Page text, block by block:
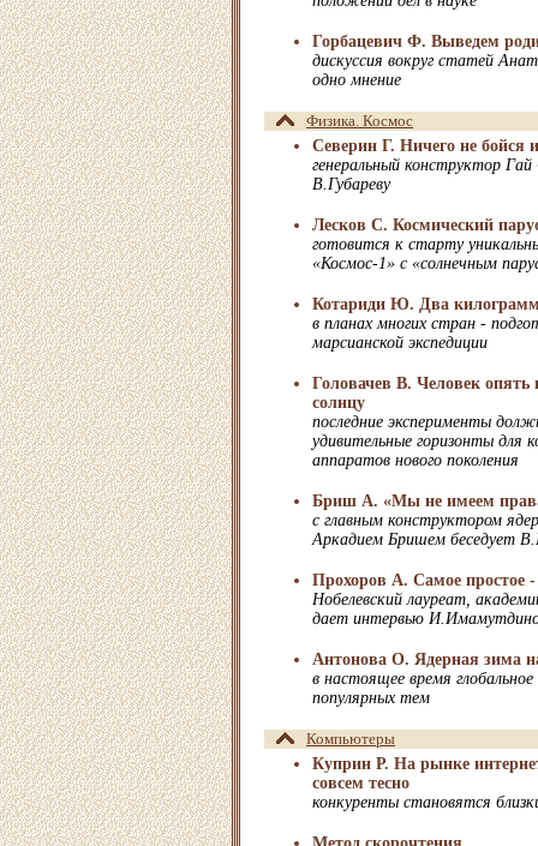
Горбацевич Ф. Выведем
дискуссия вокруг статей
одно мнение
Физика. Космос
Северин Г. Ничего не бойся
генеральный конструктор
В.Губареву
Лесков С. Космический
готовится к старту
«Космос-1» с «солнечным
Котариди Ю. Два
в планах многих стран -
марсианской экспедиции
Головачев В. Человек
солнцу
последние эксперименты
удивительные горизонты для
аппаратов нового поколения
Бриш А. «Мы не имеем
с главным конструктором
Аркадием Бришем беседует
Прохоров А. Самое простое -
Нобелевский лауреат,
дает интервью
Антонова О. Ядерная зима
в настоящее время
популярных тем
Компьютеры
Куприн Р. На рынке
совсем тесно
конкуренты становятся